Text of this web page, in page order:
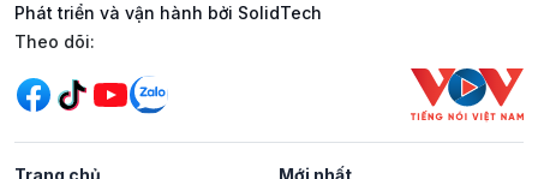
Phát triển và vận hành bởi SolidTech
Mạng xã hội
Theo dõi:
Trang chủ Mới nhất